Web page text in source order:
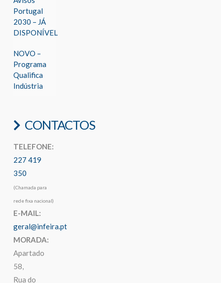
Portugal
2030 – JÁ
DISPONÍVEL
NOVO –
Programa
Qualifica
Indústria
CONTACTOS
TELEFONE:
227 419
350
(Chamada para
rede fixa nacional)
E-MAIL:
geral@infeira.pt
MORADA:
Apartado
58,
Rua do